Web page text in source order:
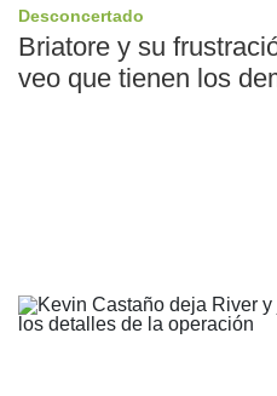
Desconcertado
Briatore y su
veo que tienen los